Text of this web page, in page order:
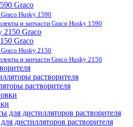
Graco
Husky 1590
и запчасти Graco Husky 1590
Graco
Husky 2150
и запчасти Graco Husky 2150
растворителя
дистилляторов растворителя